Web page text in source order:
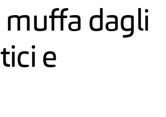
muffa dagli
e